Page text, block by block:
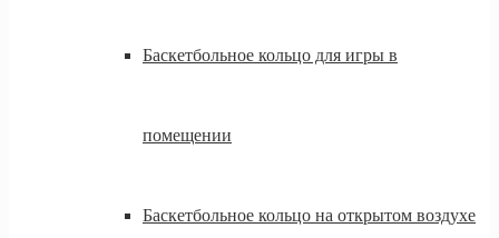
Баскетбольное кольцо для игры в
помещении
Баскетбольное кольцо на открытом воздухе